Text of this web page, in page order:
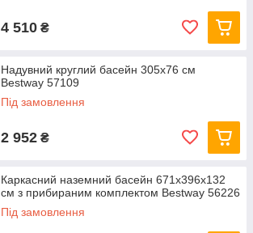
4 510 ₴
Надувний круглий басейн 305х76 см
Bestway 57109
Під замовлення
2 952 ₴
Каркасний наземний басейн 671x396x132
см з прибираним комплектом Bestway 56226
Під замовлення